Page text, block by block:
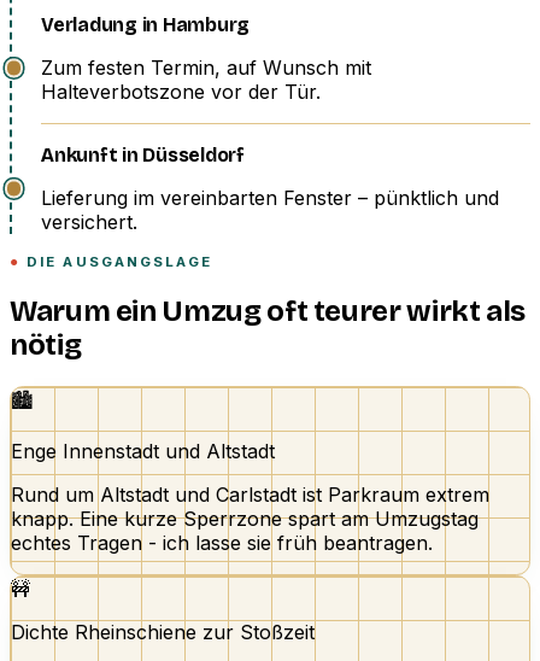
Verladung in Hamburg
Zum festen Termin, auf Wunsch mit
Halteverbotszone vor der Tür.
Ankunft in Düsseldorf
Lieferung im vereinbarten Fenster – pünktlich und
versichert.
DIE AUSGANGSLAGE
Warum ein Umzug oft teurer wirkt als
nötig
🏙️
Enge Innenstadt und Altstadt
Rund um Altstadt und Carlstadt ist Parkraum extrem
knapp. Eine kurze Sperrzone spart am Umzugstag
echtes Tragen - ich lasse sie früh beantragen.
🚧
Dichte Rheinschiene zur Stoßzeit